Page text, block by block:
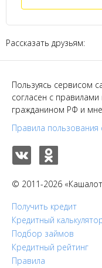
Рассказать друзьям:
Пользуясь сервисом
согласен с
гражданином РФ и
Правила
© 2011-2026
Получить кредит
Кредитный
Подбор займов
Кредитный рейтинг
Правила